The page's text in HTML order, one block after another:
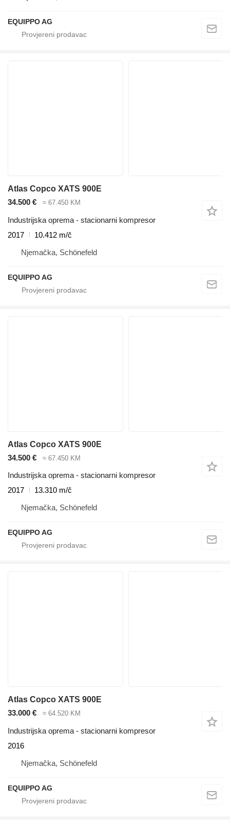
EQUIPPO AG
Atlas Copco XATS 900E
34.500 €
≈ 67.450 KM
Industrijska oprema - stacionarni kompresor
2017
10.412 m/č
Njemačka, Schönefeld
EQUIPPO AG
Atlas Copco XATS 900E
34.500 €
≈ 67.450 KM
Industrijska oprema - stacionarni kompresor
2017
13.310 m/č
Njemačka, Schönefeld
EQUIPPO AG
Atlas Copco XATS 900E
33.000 €
≈ 64.520 KM
Industrijska oprema - stacionarni kompresor
2016
Njemačka, Schönefeld
EQUIPPO AG